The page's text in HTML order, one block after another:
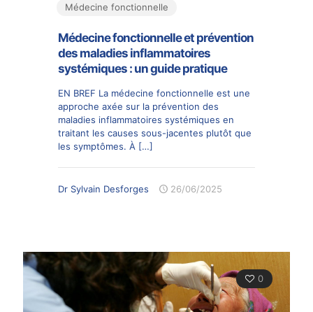
Médecine fonctionnelle
Médecine fonctionnelle et prévention
des maladies inflammatoires
systémiques : un guide pratique
EN BREF La médecine fonctionnelle est une
approche axée sur la prévention des
maladies inflammatoires systémiques en
traitant les causes sous-jacentes plutôt que
les symptômes. À […]
Dr Sylvain Desforges 26/06/2025
0